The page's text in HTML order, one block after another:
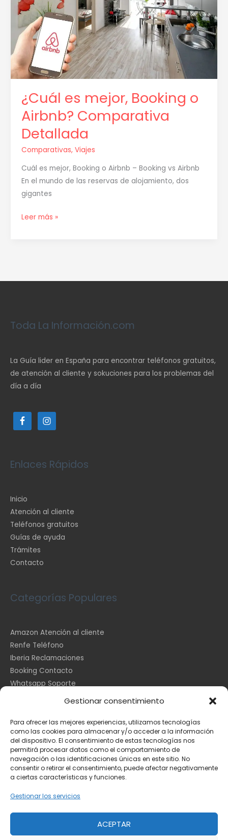
Gestionar consentimiento
Para ofrecer las mejores experiencias, utilizamos tecnologías
como las cookies para almacenar y/o acceder a la información
del dispositivo. El consentimiento de estas tecnologías nos
permitirá procesar datos como el comportamiento de
navegación o las identificaciones únicas en este sitio. No
consentir o retirar el consentimiento, puede afectar negativamente
a ciertas características y funciones.
Gestionar los servicios
ACEPTAR
¿Cuál es mejor, Booking o
Airbnb? Comparativa
Detallada
Comparativas, Viajes
Cuál es mejor, Booking o Airbnb – Booking vs Airbnb
En el mundo de las reservas de alojamiento, dos
gigantes
Booking
o
Airbnb?
Comparativa
Detallada
Leer más »
Toda La Información.com
La Guía lider en España para encontrar teléfonos gratuitos,
de atención al cliente y sokuciones para los problemas del
día a día
Enlaces Rápidos
Inicio
Atención al cliente
Teléfonos gratuitos
Guías de ayuda
Trámites
Contacto
Categorías Populares
Amazon Atención al cliente
Renfe Teléfono
Iberia Reclamaciones
Booking Contacto
Whatsapp Soporte
Información Legal
Aviso Legal